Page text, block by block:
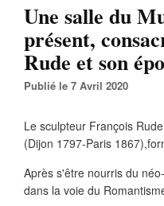
Une salle du
présent,
Rude et son
Publié le 7 Avril 2020
Le sculpteur François
(Dijon 1797-Paris
Après s'être nourris du
dans la voie du